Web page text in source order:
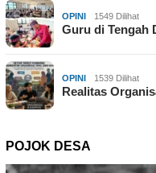
OPINI 1549 Dilihat
Guru di Tengah
OPINI 1539 Dilihat
Realitas
POJOK DESA